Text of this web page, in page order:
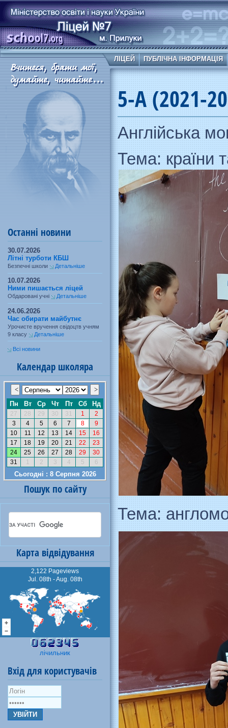
Останні новини
30.07.2026
Літні турботи КБШ
Безпечні школи Детальніше
10.07.2026
Ними пишається ліцей
Обдаровані учні Детальніше
24.06.2026
Час обирати майбутнє
Урочисте вручення свідоцтв учням
9 класу
Детальніше
Всі новини
Календар школяра
Пошук по сайту
Карта відвідування
2,122 Pageviews
Jul. 08th - Aug. 08th
лічильник
Вхід для користувачів
ЛІЦЕЙ ПУБЛІЧНА ІНФОРМАЦІЯ
5-А (2021-
Англійська
Тема: країни
Тема: